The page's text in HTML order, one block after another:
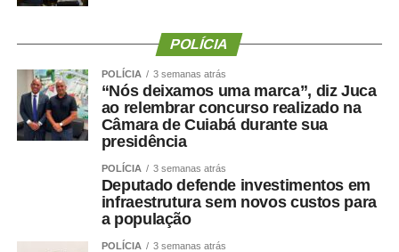
POLÍCIA
POLÍCIA 3 semanas atrás
“Nós deixamos uma marca”, diz Juca
ao relembrar concurso realizado na
Câmara de Cuiabá durante sua
presidência
POLÍCIA 3 semanas atrás
Deputado defende investimentos em
infraestrutura sem novos custos para
a população
POLÍCIA 3 semanas atrás